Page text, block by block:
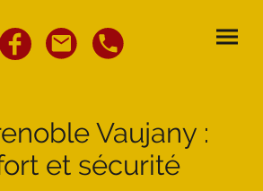
Vaujany :
et sécurité